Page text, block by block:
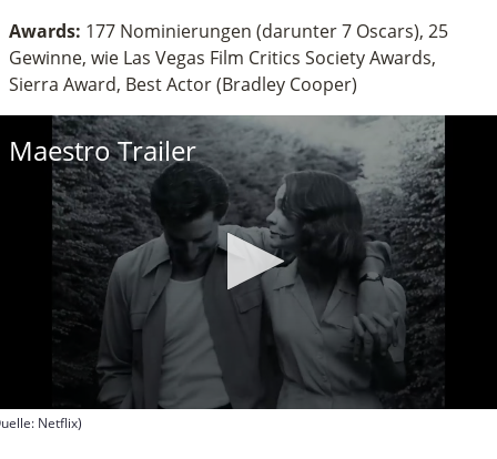
Awards: 177 Nominierungen (darunter 7 Oscars), 25
Gewinne, wie Las Vegas Film Critics Society Awards,
Sierra Award, Best Actor (Bradley Cooper)
Maestro Trailer
Netflix)